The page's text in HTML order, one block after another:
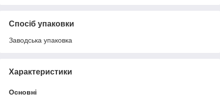
Спосіб упаковки
Заводська упаковка
Характеристики
Основні